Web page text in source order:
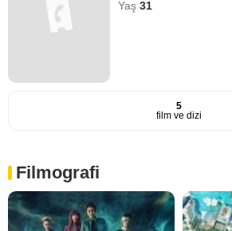
Yaş31
5
film ve dizi
Filmografi